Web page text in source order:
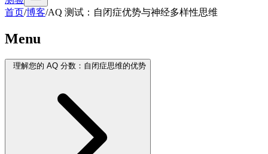
首页/博客/AQ 测试：自闭症优势与神经多样性思维
Menu
理解您的 AQ 分数：自闭症思维的优势